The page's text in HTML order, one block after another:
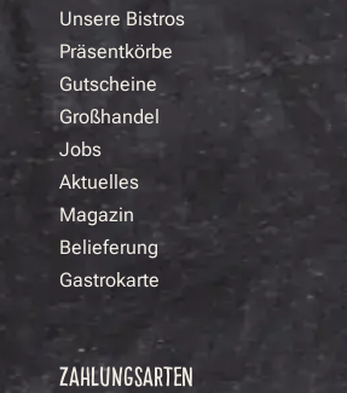
Unsere Bistros
Präsentkörbe
Gutscheine
Großhandel
Jobs
Aktuelles
Magazin
Belieferung
Gastrokarte
ZAHLUNGSARTEN